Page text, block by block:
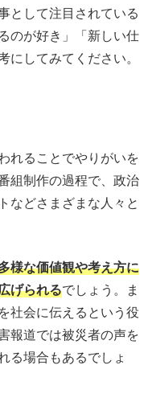
として注目されている
のが好き」「新しい仕
にしてみてください。
れることでやりがいを
組制作の過程で、政治
などさまざまな人々と
様な価値観や考え方に
げられるでしょう。ま
社会に伝えるという役
報道では被災者の声を
る場合もあるでしょ